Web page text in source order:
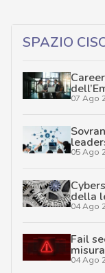
SPAZIO
07 Ago
05 Ago
della
04 Ago
Fail
04 Ago